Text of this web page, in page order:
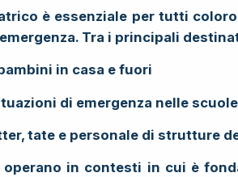
è essenziale per tutti
Tra i principali
in casa e fuori
di emergenza nelle
tate e personale di strutture
operano in contesti in cui è